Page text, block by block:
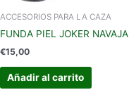
ACCESORIOS PARA LA CAZA
FUNDA PIEL JOKER NAVAJA
€15,00
Añadir al carrito